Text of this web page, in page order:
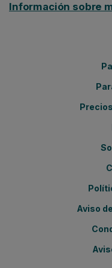
Información sobre
Aviso